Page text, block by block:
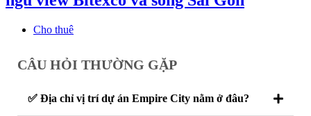
Cho thuê
CÂU HỎI THƯỜNG GẶP
✅ Địa chỉ vị trí dự án Empire City nằm ở đâu?